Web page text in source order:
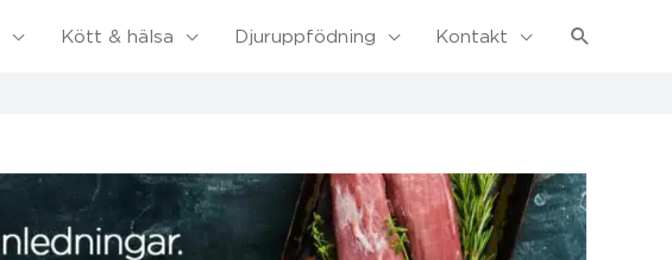
Kött & hälsa Djuruppfödning Kontakt Sök